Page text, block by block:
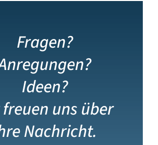
Fragen?
Ideen?
uns über
Nachricht.